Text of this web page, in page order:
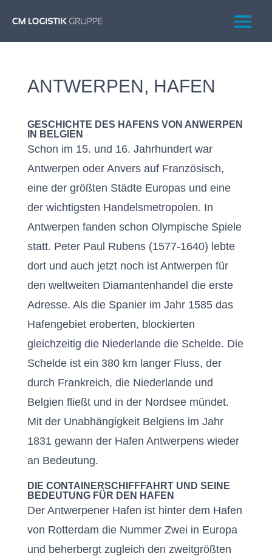
ANTWERPEN, HAFEN
GESCHICHTE DES HAFENS VON ANWERPEN
IN BELGIEN
Schon im 15. und 16. Jahrhundert war
Antwerpen oder Anvers auf Französisch,
eine der größten Städte Europas und eine
der wichtigsten Handelsmetropolen. In
Antwerpen fanden schon Olympische Spiele
statt. Peter Paul Rubens (1577-1640) lebte
dort und auch jetzt noch ist Antwerpen für
den weltweiten Diamantenhandel die erste
Adresse. Als die Spanier im Jahr 1585 das
Hafengebiet eroberten, blockierten
gleichzeitig die Niederlande die Schelde. Die
Schelde ist ein 380 km langer Fluss, der
durch Frankreich, die Niederlande und
Belgien fließt und in der Nordsee mündet.
Mit der Unabhängigkeit Belgiens im Jahr
1831 gewann der Hafen Antwerpens wieder
an Bedeutung.
DIE CONTAINERSCHIFFFAHRT UND SEINE
BEDEUTUNG FÜR DEN HAFEN
Der Antwerpener Hafen ist hinter dem Hafen
von Rotterdam die Nummer Zwei in Europa
und beherbergt zugleich den zweitgrößten